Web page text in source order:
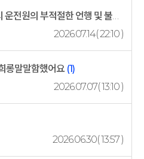
부적절한 언행 및 불친절 서비스 고...
2026.07.14( 22:10 )
롱말말함했어요 (1)
2026.07.07( 13:10 )
2026.06.30( 13:57 )